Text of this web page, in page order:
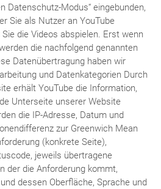
Datenschutz-Modus“ eingebunden,
Sie als Nutzer an YouTube
die Videos abspielen. Erst wenn
die nachfolgend genannten
Datenübertragung haben wir
und Datenkategorien Durch
erhält YouTube die Information,
Unterseite unserer Website
die IP-Adresse, Datum und
zur Greenwich Mean
(konkrete Seite),
jeweils übertragene
der die Anforderung kommt,
dessen Oberfläche, Sprache und